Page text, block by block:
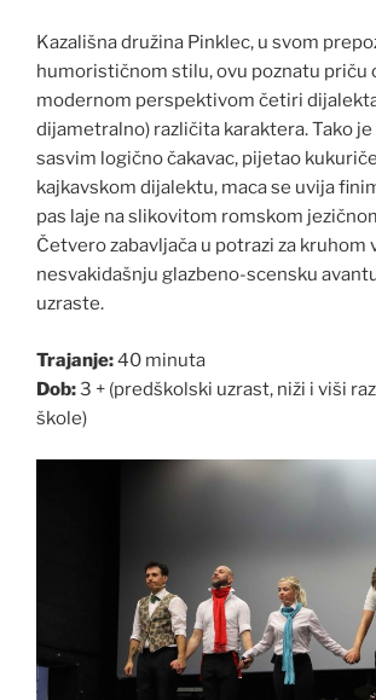
Kazališna družina Pinklec, u svom
humorističnom stilu, ovu poznatu priču
modernom perspektivom četiri
dijametralno) različita karaktera. Tako je
sasvim logično čakavac, pijetao
kajkavskom dijalektu, maca se uvija
pas laje na slikovitom romskom
Četvero zabavljača u potrazi za kruhom
nesvakidašnju glazbeno-scensku
uzraste.
Trajanje:40 minuta
Dob:3 + (predškolski uzrast, niži i viši
škole)